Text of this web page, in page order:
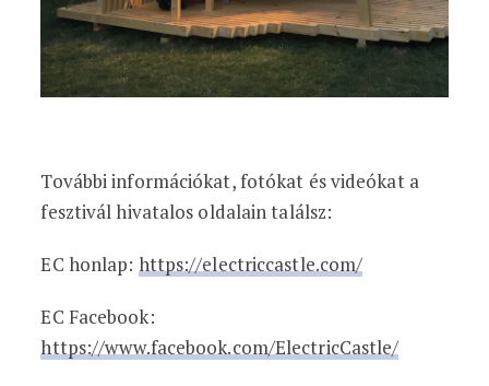
További információkat, fotókat és videókat a
fesztivál hivatalos oldalain találsz:
EC honlap: https://electriccastle.com/
EC Facebook:
https://www.facebook.com/ElectricCastle/